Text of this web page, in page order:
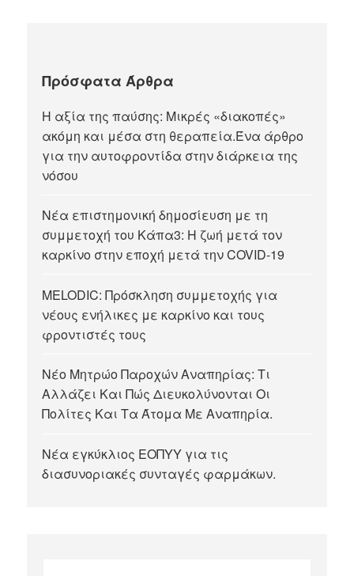
Πρόσφατα Άρθρα
Η αξία της παύσης: Μικρές «διακοπές»
ακόμη και μέσα στη θεραπεία.Ένα άρθρο
για την αυτοφροντίδα στην διάρκεια της
νόσου
Νέα επιστημονική δημοσίευση με τη
συμμετοχή του Κάπα3: Η ζωή μετά τον
καρκίνο στην εποχή μετά την COVID-19
MELODIC: Πρόσκληση συμμετοχής για
νέους ενήλικες με καρκίνο και τους
φροντιστές τους
Νέο Μητρώο Παροχών Αναπηρίας: Τι
Αλλάζει Και Πώς Διευκολύνονται Οι
Πολίτες Και Τα Άτομα Με Αναπηρία.
Νέα εγκύκλιος ΕΟΠΥΥ για τις
διασυνοριακές συνταγές φαρμάκων.